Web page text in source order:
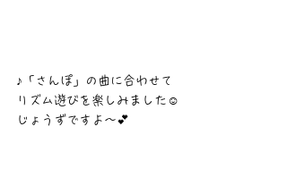
♪「さんぽ」の曲に合わせて
リズム遊びを楽しみました☺
じょうずですよ〜💕